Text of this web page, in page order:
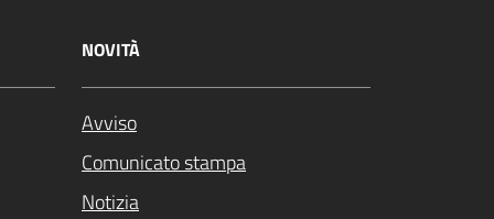
NOVITÀ
Avviso
Comunicato stampa
Notizia